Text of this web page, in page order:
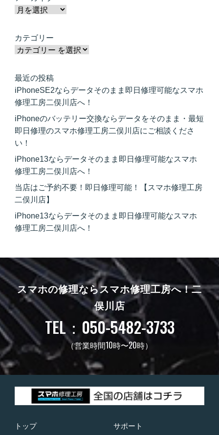
カテゴリー
最近の投稿
iPhoneSE2ならデータそのまま即日修理可能なスマホ
修理工房二俣川店へ！
iPhoneのバッテリー交換ならデータをそのまま・最短
即日修理のスマホ修理工房二俣川店にご相談くださ
い！
iPhone13ならデータそのまま即日修理可能なスマホ
修理工房二俣川店へ！
当店はご予約不要！即日修理可能！【スマホ修理工房
二俣川店】
iPhone13ならデータそのまま即日修理可能なスマホ
修理工房二俣川店へ！
スマホの修理ならスマホ修理工房へ！二
俣川店
TEL：050-5482-3733
（営業時間10時〜20時）
トップ サポート